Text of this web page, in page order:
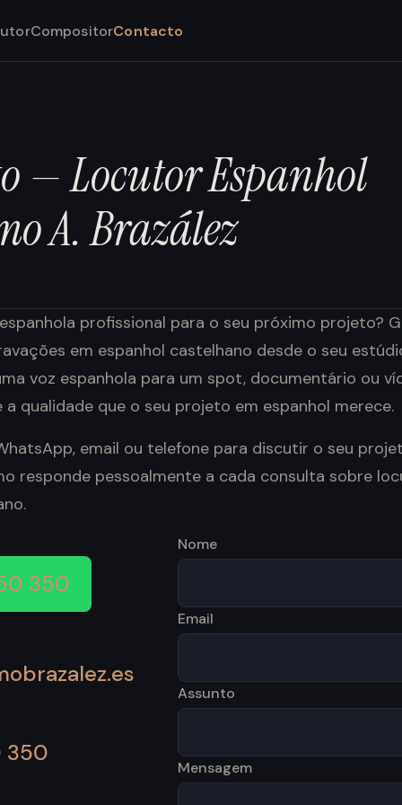
CompositorContacto
— Locutor Espanhol
A. Brazález
profissional para o seu próximo projeto?
em espanhol castelhano desde o seu
voz espanhola para um spot, documentário ou
qualidade que o seu projeto em espanhol merece.
email ou telefone para discutir o seu
responde pessoalmente a cada consulta sobre
350
350
Nome
Email
Assunto
Mensagem